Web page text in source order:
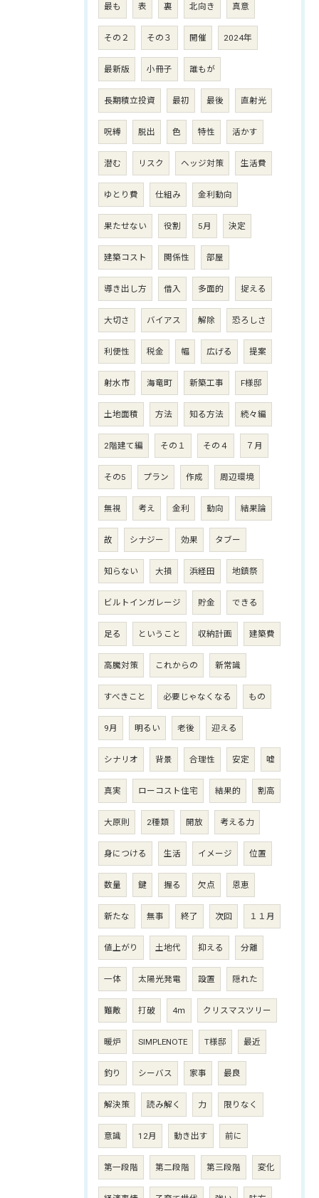
最も 表 裏 北向き 真意
その２ その３ 開催 2024年
最新版 小冊子 誰もが
長期積立投資 最初 最後 直射光
呪縛 脱出 色 特性 活かす
潜む リスク ヘッジ対策 生活費
ゆとり費 仕組み 金利動向
果たせない 役割 5月 決定
建築コスト 関係性 部屋
導き出し方 借入 多面的 捉える
大切さ バイアス 解除 恐ろしさ
利便性 税金 幅 広げる 提案
射水市 海竜町 新築工事 F様邸
土地面積 方法 知る方法 続々編
2階建て編 その１ その４ ７月
その5 プラン 作成 周辺環境
無視 考え 金利 動向 結果論
故 シナジー 効果 タブー
知らない 大損 浜経田 地鎮祭
ビルトインガレージ 貯金 できる
足る ということ 収納計画 建築費
高騰対策 これからの 新常識
すべきこと 必要じゃなくなる もの
9月 明るい 老後 迎える
シナリオ 背景 合理性 安定 嘘
真実 ローコスト住宅 結果的 割高
大原則 2種類 開放 考える力
身につける 生活 イメージ 位置
数量 鍵 握る 欠点 恩恵
新たな 無事 終了 次回 １１月
値上がり 土地代 抑える 分離
一体 太陽光発電 設置 隠れた
難敵 打破 4ｍ クリスマスツリー
暖炉 SIMPLENOTE T様邸 最近
釣り シーバス 家事 最良
解決策 読み解く 力 限りなく
意識 12月 動き出す 前に
第一段階 第二段階 第三段階 変化